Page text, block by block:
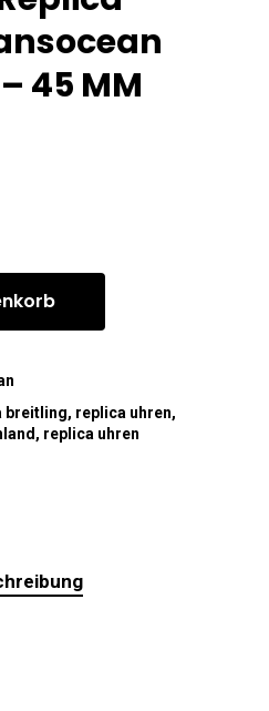
45 MM
breitling, replica uhren,
, replica uhren